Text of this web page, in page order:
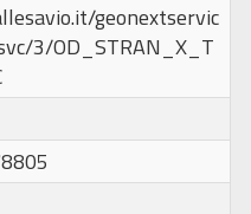
geonextservic
3/OD_STRAN_X_T